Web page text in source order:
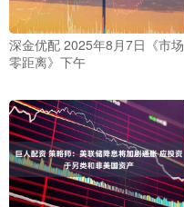
深金优配 2025年8月7日《市场
零距离》下午